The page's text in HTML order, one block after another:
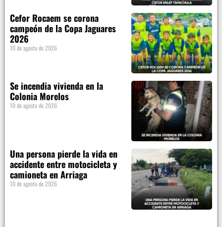
Cefor Rocaem se corona
campeón de la Copa Jaguares
2026
10 de agosto de 2026
Se incendia vivienda en la
Colonia Morelos
10 de agosto de 2026
Una persona pierde la vida en
accidente entre motocicleta y
camioneta en Arriaga
10 de agosto de 2026